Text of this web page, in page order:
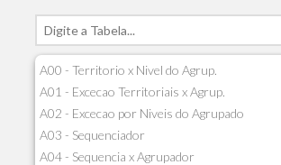
A00 - Territorio x Nivel do Agrup.
A01 - Excecao Territoriais x Agrup.
A02 - Excecao por Niveis do Agrupado
A03 - Sequenciador
A04 - Sequencia x Agrupador